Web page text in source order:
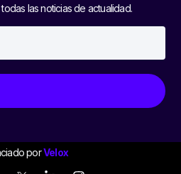
las noticias de actualidad.
porVelox